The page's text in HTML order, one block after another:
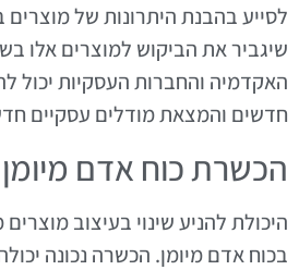
לסייע בהבנת היתרונות של מוצרים
שיגביר את הביקוש למוצרים אלו
האקדמיה והחברות העסקיות יכול
חדשים והמצאת מודלים עסקיים
הכשרת כוח אדם מיומן
היכולת להניע שינוי בעיצוב
בכוח אדם מיומן. הכשרה נכונה